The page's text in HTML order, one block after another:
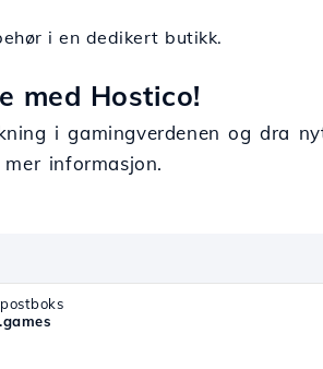
i en dedikert butikk.
med Hostico!
i gamingverdenen og dra
informasjon.